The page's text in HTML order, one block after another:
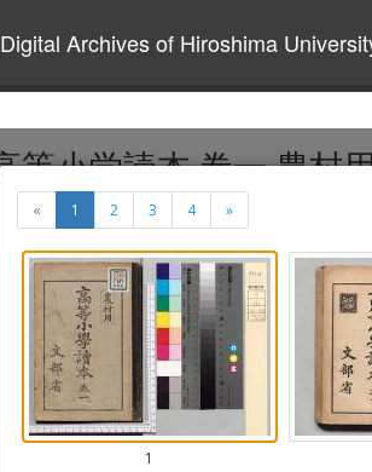
Digital Archives of Hiroshima